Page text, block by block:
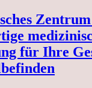
für Ihre